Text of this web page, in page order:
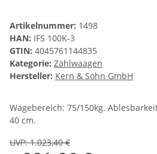
Artikelnummer: 1498
HAN: IFS 100K-3
GTIN: 4045761144835
Kategorie: Zählwaagen
Hersteller: Kern & Sohn GmbH
Wägebereich: 75/150kg.
40 cm.
UVP:1.023,40 €